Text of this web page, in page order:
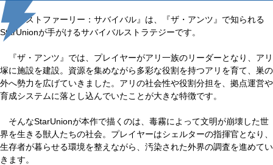
『ラストファーリー：サバイバル』は、『ザ・アンツ』で知られる
StarUnionが手がけるサバイバルストラテジーです。
『ザ・アンツ』では、プレイヤーがアリ一族のリーダーとなり、アリ
塚に施設を建設。資源を集めながら多彩な役割を持つアリを育て、巣の
外へ勢力を広げていきました。アリの社会性や役割分担を、拠点運営や
育成システムに落とし込んでいたことが大きな特徴です。
そんなStarUnionが本作で描くのは、毒霧によって文明が崩壊した世
界を生きる獣人たちの社会。プレイヤーはシェルターの指揮官となり、
生存者が暮らせる環境を整えながら、汚染された外界の調査を進めてい
きます。